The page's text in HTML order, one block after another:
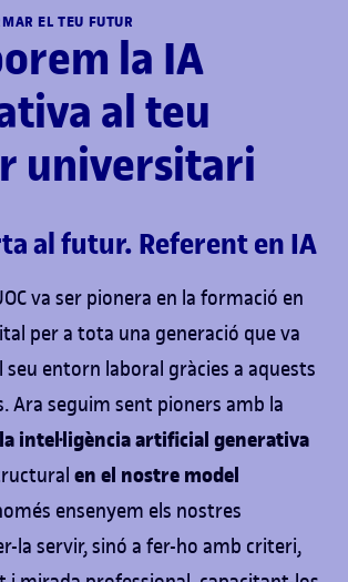
EL TEU FUTUR
la IA
al teu
universitari
al futur. Referent en IA
va ser pionera en la formació en
per a tota una generació que va
entorn laboral gràcies a aquests
Ara seguim sent pioners amb la
intel·ligència artificial generativa
en el nostre model
ensenyem els nostres
la servir, sinó a fer-ho amb criteri,